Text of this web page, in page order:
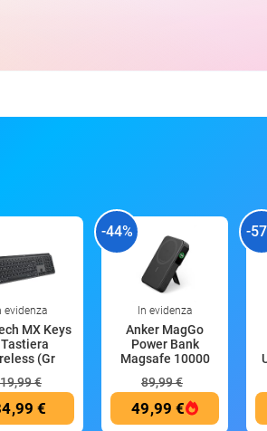
evidenza
MX Keys
Tastiera
(Gr
€
€
-44%
In evidenza
Anker MagGo
Power Bank
Magsafe 10000
89,99 €
49,99 €
-